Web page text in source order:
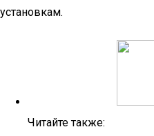
установкам.
Читайте также: